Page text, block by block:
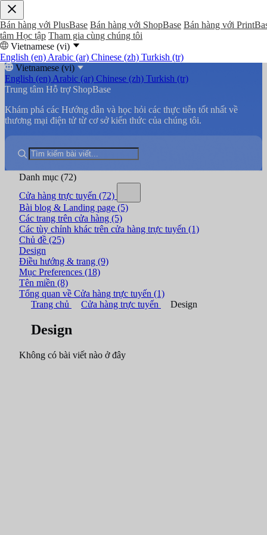
Bán hàng với PlusBase Bán hàng với ShopBase Bán hàng với
tâm Học tập Tham gia cùng chúng tôi
Vietnamese (vi)
English (en) Arabic (ar) Chinese (zh) Turkish (tr)
Vietnamese (vi)
English (en) Arabic (ar) Chinese (zh) Turkish (tr)
Trung tâm Hỗ trợ ShopBase
Khám phá các Hướng dẫn và học hỏi các thực tiễn tốt nhất về
thương mại điện tử từ cơ sở kiến thức của chúng tôi.
Danh mục (72)
Cửa hàng trực tuyến (72)
Bài blog & Landing page (5)
Các trang trên cửa hàng (5)
Các tùy chỉnh khác trên cửa hàng trực tuyến (1)
Chủ đề (25)
Design
Điều hướng & trang (9)
Mục Preferences (18)
Tên miền (8)
Tổng quan về Cửa hàng trực tuyến (1)
Trang chủ
Cửa hàng trực tuyến Design
Design
Không có bài viết nào ở đây